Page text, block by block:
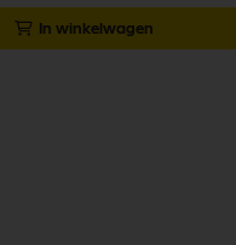
In winkelwagen